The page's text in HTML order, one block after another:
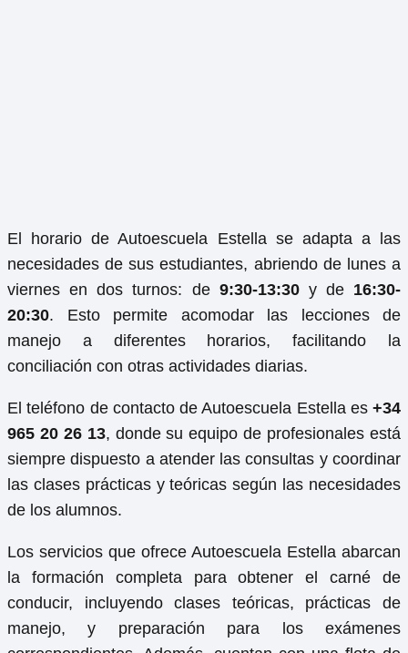
El horario de Autoescuela Estella se adapta a las
necesidades de sus estudiantes, abriendo de lunes a
viernes en dos turnos: de 9:30-13:30y de 16:30-
20:30. Esto permite acomodar las lecciones de
manejo a diferentes horarios, facilitando la
conciliación con otras actividades diarias.
El teléfono de contacto de Autoescuela Estella es +34
965 20 26 13, donde su equipo de profesionales está
siempre dispuesto a atender las consultas y coordinar
las clases prácticas y teóricas según las necesidades
de los alumnos.
Los servicios que ofrece Autoescuela Estella abarcan
la formación completa para obtener el carné de
conducir, incluyendo clases teóricas, prácticas de
manejo, y preparación para los exámenes